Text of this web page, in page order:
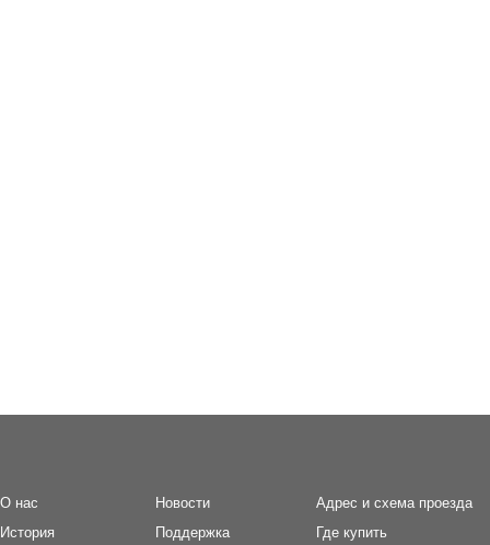
О нас
История
Новости
Поддержка
Адрес и схема проезда
Где купить